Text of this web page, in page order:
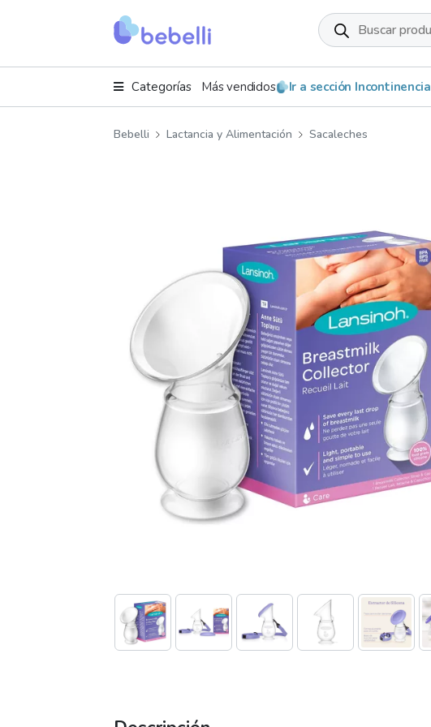
Products
search
Categorías Más vendidos Ir a sección Incontinencia
Bebelli Lactancia y Alimentación Sacaleches